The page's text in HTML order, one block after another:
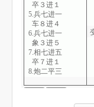
卒３进１
5.兵七进一
车８进４
6.兵七进一
象３进５
7.相七进五
卒７进１
8.炮二平三
9.马一退二